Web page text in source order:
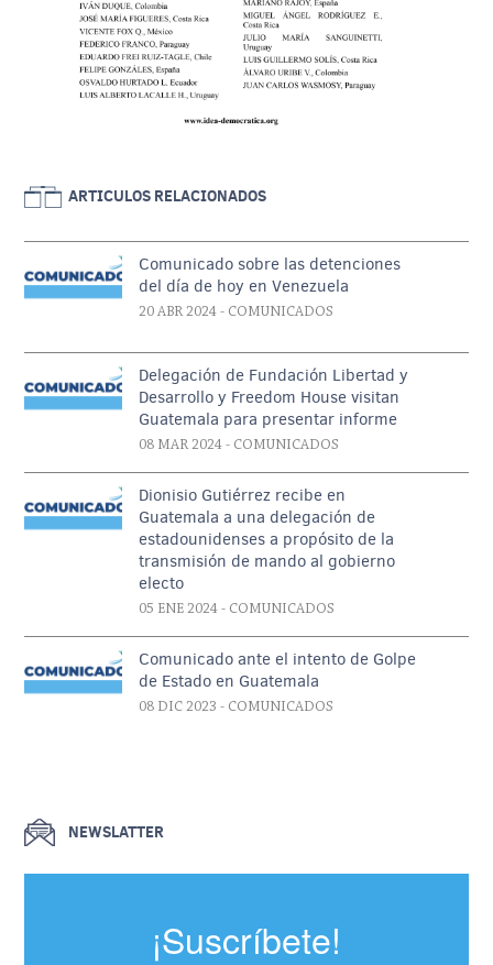
ARTICULOS RELACIONADOS
Comunicado sobre las detenciones
del día de hoy en Venezuela
20 ABR 2024 - COMUNICADOS
Delegación de Fundación Libertad y
Desarrollo y Freedom House visitan
Guatemala para presentar informe
08 MAR 2024 - COMUNICADOS
Dionisio Gutiérrez recibe en
Guatemala a una delegación de
estadounidenses a propósito de la
transmisión de mando al gobierno
electo
05 ENE 2024 - COMUNICADOS
Comunicado ante el intento de Golpe
de Estado en Guatemala
08 DIC 2023 - COMUNICADOS
NEWSLATTER
¡Suscríbete!